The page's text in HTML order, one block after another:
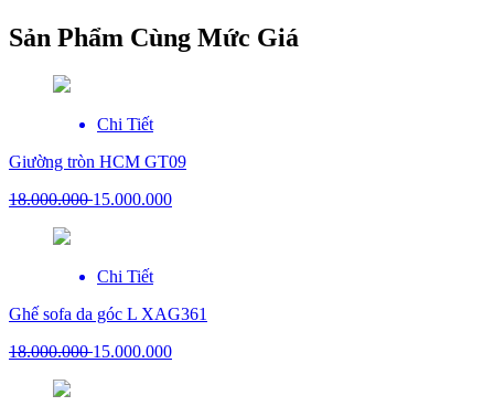
Sản Phẩm Cùng Mức Giá
Chi Tiết
Giường tròn HCM GT09
18.000.00015.000.000
Chi Tiết
Ghế sofa da góc L XAG361
18.000.00015.000.000